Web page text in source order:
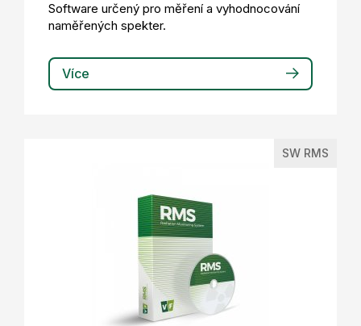
Software určený pro měření a vyhodnocování
naměřených spekter.
Více
SW RMS